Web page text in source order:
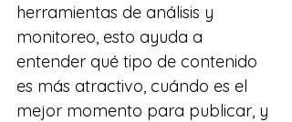
herramientas de análisis y
monitoreo, esto ayuda a
entender qué tipo de contenido
es más atractivo, cuándo es el
mejor momento para publicar, y